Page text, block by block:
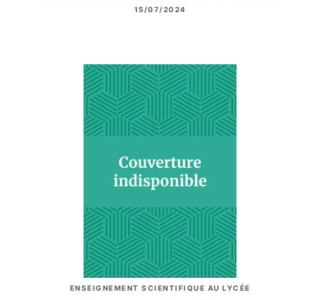
15/07/2024
ENSEIGNEMENT SCIENTIFIQUE AU LYCÉE